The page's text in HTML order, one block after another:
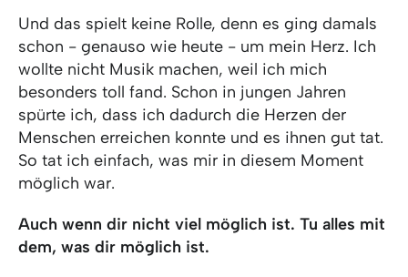
Und das spielt keine Rolle, denn es ging damals
schon - genauso wie heute - um mein Herz. Ich
wollte nicht Musik machen, weil ich mich
besonders toll fand. Schon in jungen Jahren
spürte ich, dass ich dadurch die Herzen der
Menschen erreichen konnte und es ihnen gut tat.
So tat ich einfach, was mir in diesem Moment
möglich war.
Auch wenn dir nicht viel möglich ist. Tu alles mit
dem, was dir möglich ist.